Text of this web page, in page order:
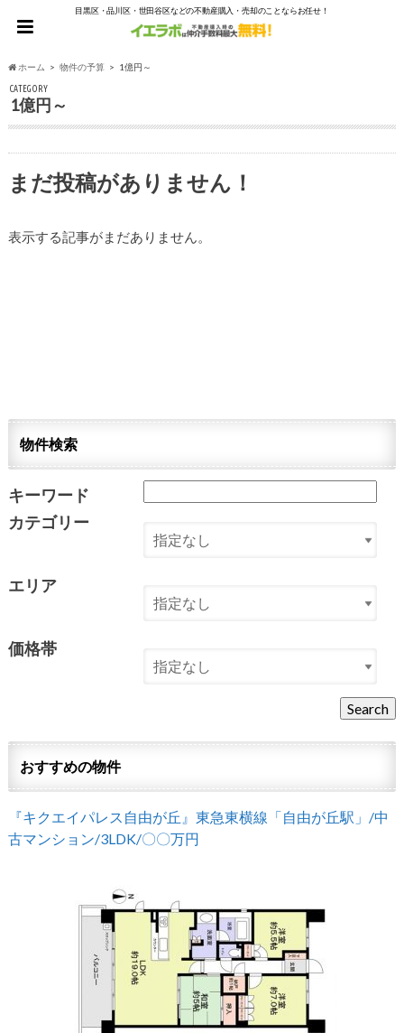
目黒区・品川区・世田谷区などの不動産購入・売却のことならお任せ！
ホーム 物件の予算 1億円～
CATEGORY
1億円～
まだ投稿がありません！
表示する記事がまだありません。
物件検索
キーワード
カテゴリー
エリア
価格帯
おすすめの物件
『キクエイパレス自由が丘』東急東横線「自由が丘駅」/中
古マンション/3LDK/〇〇万円